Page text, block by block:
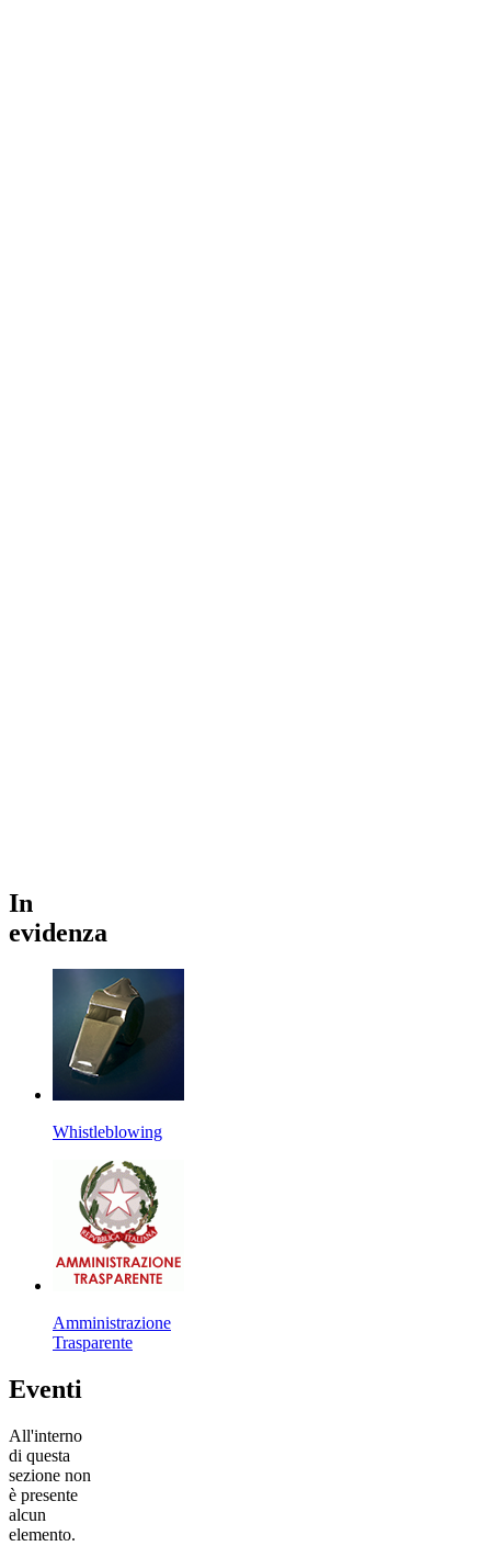
In
evidenza
Whistleblowing
Amministrazione
Trasparente
Eventi
All'interno
di questa
sezione non
è presente
alcun
elemento.